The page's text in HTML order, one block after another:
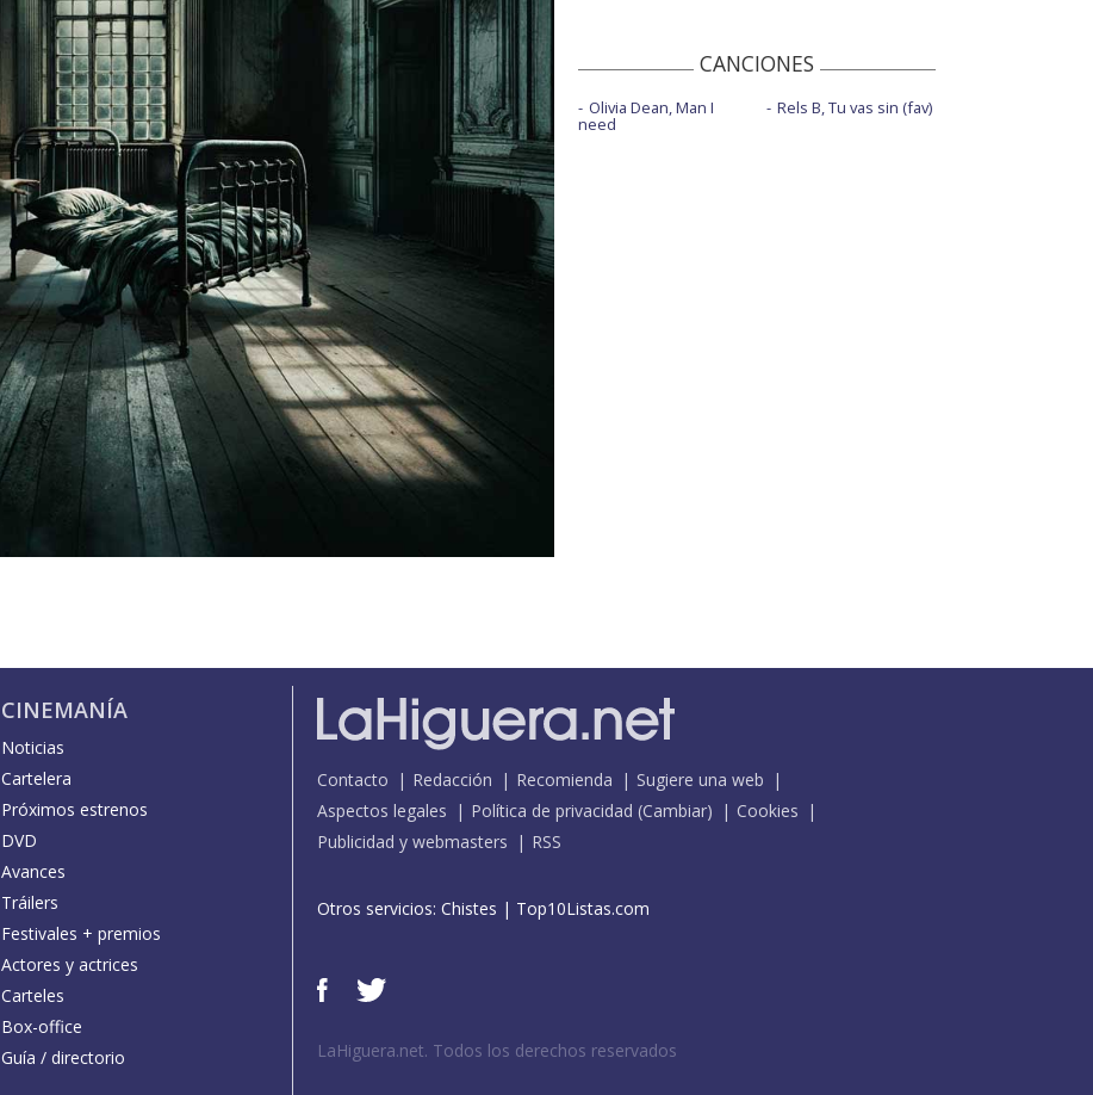
CANCIONES
Olivia Dean, Man I
need
Rels B, Tu vas sin (fav)
CINEMANÍA
Noticias
Cartelera
Próximos estrenos
DVD
Avances
Tráilers
Festivales + premios
Actores y actrices
Carteles
Box-office
Guía / directorio
Contacto Redacción Recomienda
Sugiere una web
Aspectos legales
Política de privacidad (Cambiar)
Cookies
Publicidad y webmasters
RSS
Otros servicios: Chistes | Top10Listas.com
LaHiguera.net. Todos los derechos reservados